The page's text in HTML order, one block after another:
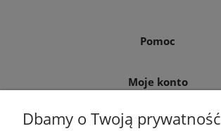
Pomoc
Moje konto
Płatności i dostawa
Dbamy o Twoją prywatność